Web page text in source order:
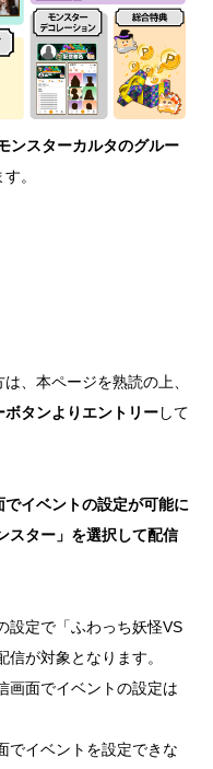
ンスターカルタのグルー
。
、本ページを熟読の上、
タンよりエントリーして
でイベントの設定が可能に
スター」を選択して配信
設定で「ふわっち妖怪VS
が対象となります。
画面でイベントの設定は
でイベントを設定できな